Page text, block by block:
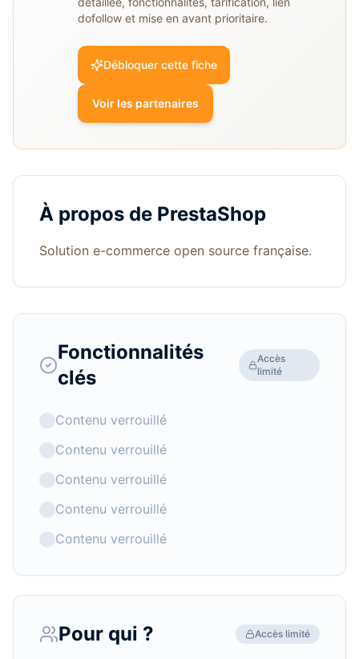
dofollow et mise en avant prioritaire.
Débloquer cette fiche
Voir les partenaires
À propos de PrestaShop
Solution e-commerce open source française.
Fonctionnalités
clés
Accès
limité
Contenu verrouillé
Contenu verrouillé
Contenu verrouillé
Contenu verrouillé
Contenu verrouillé
Pour qui ? Accès limité